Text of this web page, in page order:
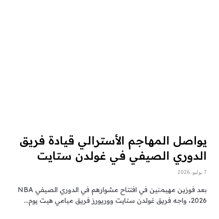
يواصل المهاجم الأسترالي قيادة فريق
الدوري الصيفي في غولدن ستايت
7 يوليو، 2026
بعد فوزين مهيمنين في افتتاح مشوارهم في الدوري الصيفي NBA
2026، واجه فريق غولدن ستايت ووريورز فريق ميامي هيت يوم…